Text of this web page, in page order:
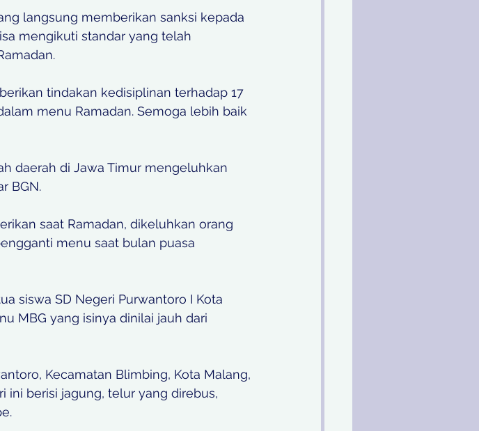
langsung memberikan sanksi kepada
mengikuti standar yang telah
tindakan kedisiplinan terhadap 17
menu Ramadan. Semoga lebih baik
daerah di Jawa Timur mengeluhkan
BGN.
saat Ramadan, dikeluhkan orang
menu saat bulan puasa
siswa SD Negeri Purwantoro I Kota
MBG yang isinya dinilai jauh dari
Kecamatan Blimbing, Kota Malang,
ini berisi jagung, telur yang direbus,